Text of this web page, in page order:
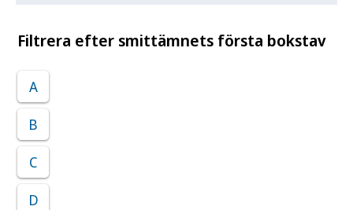
Filtrera efter smittämnets första bokstav
A
B
C
D